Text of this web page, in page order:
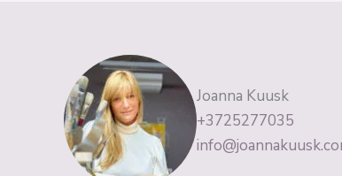
Joanna Kuusk
+3725277035